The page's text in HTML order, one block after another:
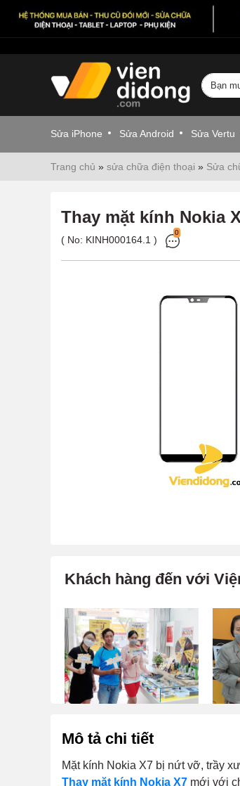
Sửa iPhone Sửa Android Sửa Vertu
Trang chủ » sửa chữa điện thoại » Sửa
Thay mặt kính Nokia
( No: KINH000164.1 )
0
Khách hàng đến với
Mô tả chi tiết
Mặt kính Nokia X7 bị nứt vỡ, trầy
Thay mặt kính Nokia X7 mới với